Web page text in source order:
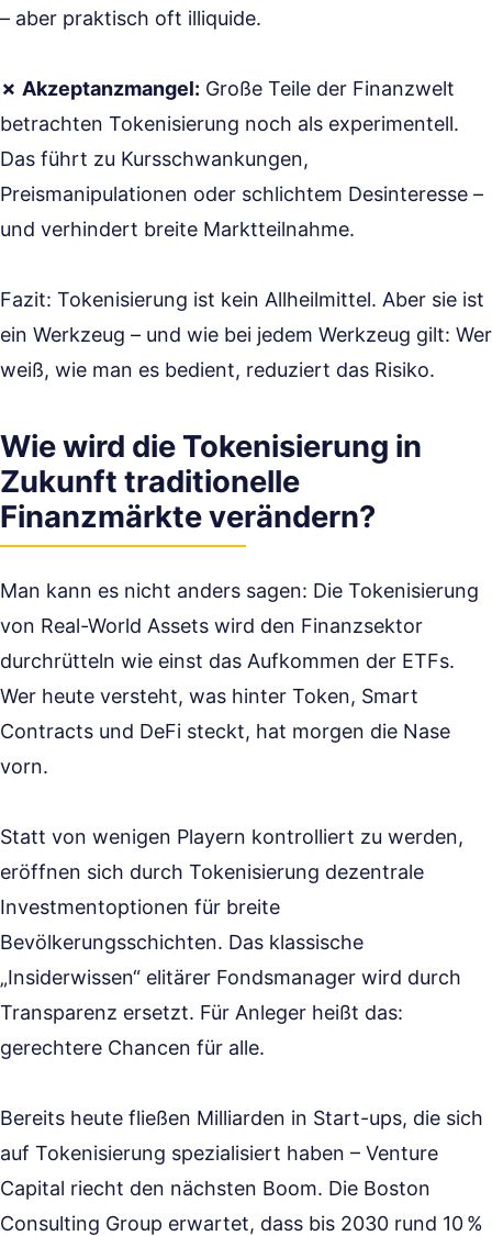
– aber praktisch oft illiquide.
✗ Akzeptanzmangel: Große Teile der Finanzwelt
betrachten Tokenisierung noch als experimentell.
Das führt zu Kursschwankungen,
Preismanipulationen oder schlichtem Desinteresse –
und verhindert breite Marktteilnahme.
Fazit: Tokenisierung ist kein Allheilmittel. Aber sie ist
ein Werkzeug – und wie bei jedem Werkzeug gilt: Wer
weiß, wie man es bedient, reduziert das Risiko.
Wie wird die Tokenisierung in
Zukunft traditionelle
Finanzmärkte verändern?
Man kann es nicht anders sagen: Die Tokenisierung
von Real-World Assets wird den Finanzsektor
durchrütteln wie einst das Aufkommen der ETFs.
Wer heute versteht, was hinter Token, Smart
Contracts und DeFi steckt, hat morgen die Nase
vorn.
Statt von wenigen Playern kontrolliert zu werden,
eröffnen sich durch Tokenisierung dezentrale
Investmentoptionen für breite
Bevölkerungsschichten. Das klassische
„Insiderwissen“ elitärer Fondsmanager wird durch
Transparenz ersetzt. Für Anleger heißt das:
gerechtere Chancen für alle.
Bereits heute fließen Milliarden in Start-ups, die sich
auf Tokenisierung spezialisiert haben – Venture
Capital riecht den nächsten Boom. Die Boston
Consulting Group erwartet, dass bis 2030 rund 10 %